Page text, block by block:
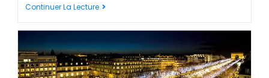
Continuer La Lecture